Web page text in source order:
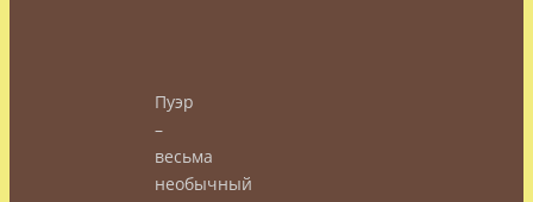
Пуэр
–
весьма
необычный